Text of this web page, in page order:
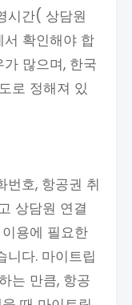
시간( 상담원
확인해야 합
많으며, 한국
로 정해져 있
번호, 항공권 취
상담원 연결
용에 필요한
니다. 마이트립
는 만큼, 항공